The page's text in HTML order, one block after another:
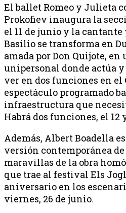
El ballet Romeo y Julieta
Prokofiev inaugura la
el 11 de junio y la
Basilio se transforma en
amada por Don Quijote, en
unipersonal donde actúa y
ver en dos funciones en el
espectáculo programado
infraestructura que
Habrá dos funciones, el 12
Además, Albert Boadella
versión contemporánea de
maravillas de la obra
que trae al festival Els
aniversario en los
viernes, 26 de junio.